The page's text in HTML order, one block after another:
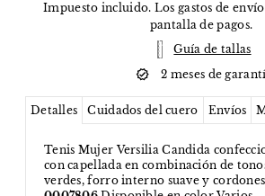
Impuesto incluido. Los gastos de envío
pantalla de pagos.
Guía de tallas
2 meses de
Detalles Cuidados del cuero Envíos
Tenis Mujer Versilia Candida
con capellada en combinación de
verdes, forro interno suave y